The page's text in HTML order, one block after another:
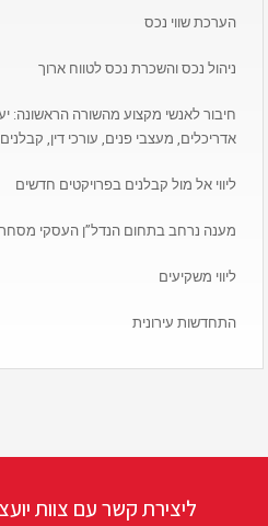
הערכת שווי נכס
ניהול נכס והשכרת נכס לטווח ארוך
חיבור לאנשי מקצוע מהשורה הראשונה:
אדריכלים, מעצבי פנים, עורכי דין,
ליווי אל מול קבלנים בפרויקטים חדשים
מענה נרחב בתחום הנדל”ן העסקי
ליווי משקיעים
התחדשות עירונית
ליצירת קשר עם צוות